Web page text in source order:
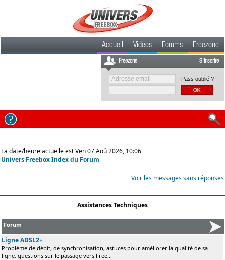
Accueil Videos Forums Freezone
Freezone S'inscrire
Pass oublié ?
La date/heure actuelle est Ven 07 Aoû 2026, 10:06
Univers Freebox Index du Forum
Voir les messages sans réponses
Assistances Techniques
Forum
Ligne ADSL2+
Problème de débit, de synchronisation, astuces pour améliorer la qualité de sa
ligne, questions sur le passage vers Free...